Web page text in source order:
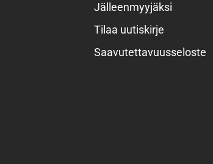
Jälleenmyyjäksi
Tilaa uutiskirje
Saavutettavuusseloste